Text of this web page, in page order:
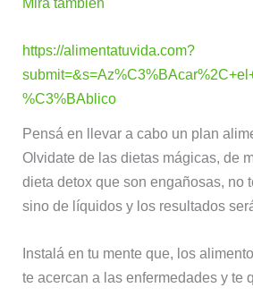
https://alimentatuvida.com?
%C3%BAblico
Pensá en llevar a cabo un plan
Olvidate de las dietas mágicas, de
dieta detox que son engañosas, no
sino de líquidos y los resultados
Instalá en tu mente que, los
te acercan a las enfermedades y te